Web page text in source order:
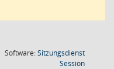
Software:Sitzungsdienst
Session(Wird in